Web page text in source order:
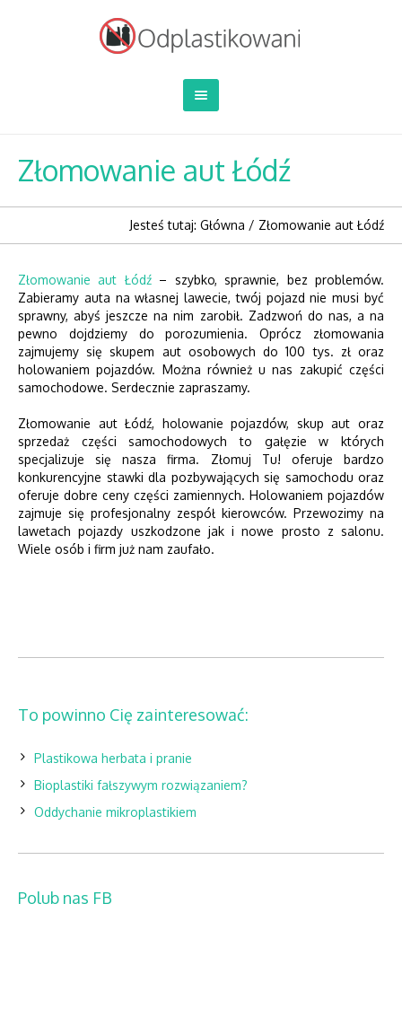
Złomowanie aut Łódź
Jesteś tutaj: Główna / Złomowanie aut Łódź
Złomowanie aut Łódź– szybko, sprawnie, bez problemów.
Zabieramy auta na własnej lawecie, twój pojazd nie musi być
sprawny, abyś jeszcze na nim zarobił. Zadzwoń do nas, a na
pewno dojdziemy do porozumienia. Oprócz złomowania
zajmujemy się skupem aut osobowych do 100 tys. zł oraz
holowaniem pojazdów. Można również u nas zakupić części
samochodowe. Serdecznie zapraszamy.
Złomowanie aut Łódź, holowanie pojazdów, skup aut oraz
sprzedaż części samochodowych to gałęzie w których
specjalizuje się nasza firma. Złomuj Tu! oferuje bardzo
konkurencyjne stawki dla pozbywających się samochodu oraz
oferuje dobre ceny części zamiennych. Holowaniem pojazdów
zajmuje się profesjonalny zespół kierowców. Przewozimy na
lawetach pojazdy uszkodzone jak i nowe prosto z salonu.
Wiele osób i firm już nam zaufało.
To powinno Cię zainteresować:
Plastikowa herbata i pranie
Bioplastiki fałszywym rozwiązaniem?
Oddychanie mikroplastikiem
Polub nas FB